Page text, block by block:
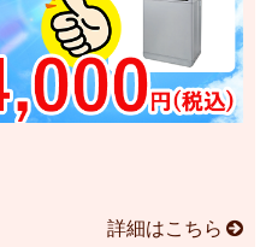
詳細はこちら